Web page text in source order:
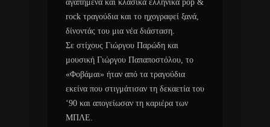
αγαπημένα και κλασικά ελληνικά pop &
rock τραγούδια και το ηχογραφεί ξανά,
δίνοντάς του μια νέα διάσταση.
Σε στίχους Γιώργου Παρώδη και
μουσική Γιώργου Παπαποστόλου, το
«Φοβάμαι» ήταν από τα τραγούδια
εκείνα που στιγμάτισαν τη δεκαετία του
‘90 και απογείωσαν τη καριέρα των
ΜΠΛΕ.